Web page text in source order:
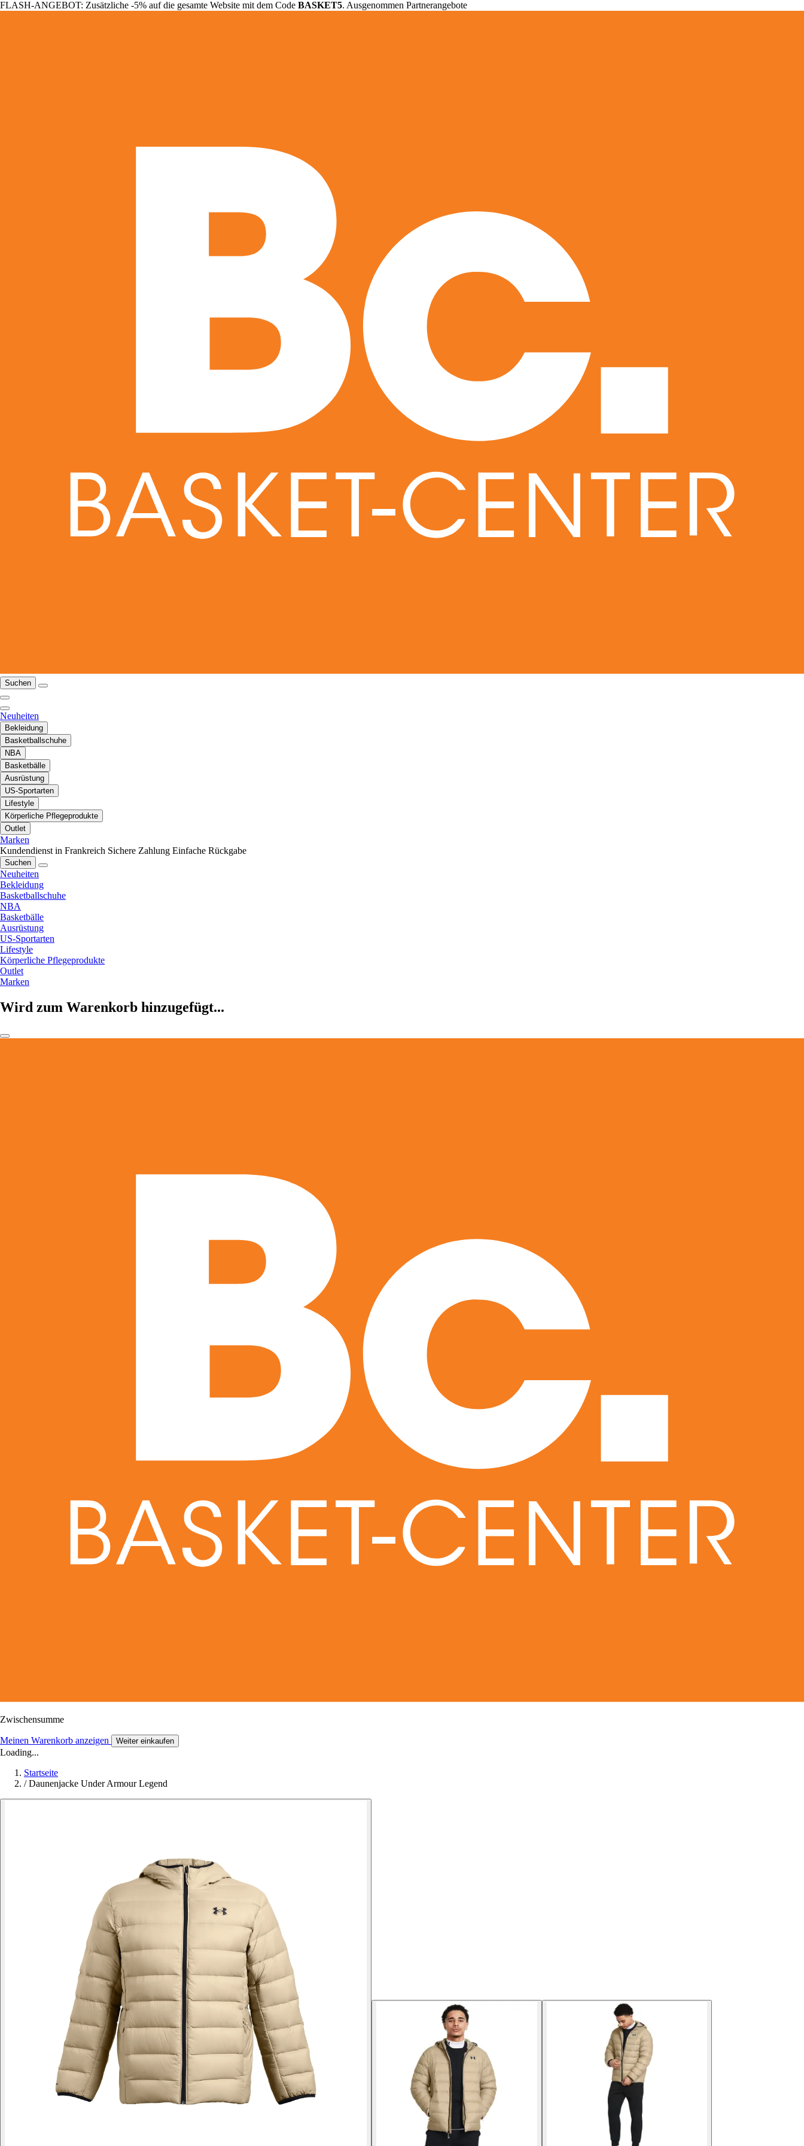
FLASH-ANGEBOT: Zusätzliche -5% auf die gesamte Website mit dem Code BASKET5. Ausgenommen Partnerangebote
Suchen
Neuheiten
Bekleidung
Basketballschuhe
NBA
Basketbälle
Ausrüstung
US-Sportarten
Lifestyle
Körperliche Pflegeprodukte
Outlet
Marken
Kundendienst in Frankreich Sichere Zahlung Einfache Rückgabe
Suchen
Neuheiten
Bekleidung
Basketballschuhe
NBA
Basketbälle
Ausrüstung
US-Sportarten
Lifestyle
Körperliche Pflegeprodukte
Outlet
Marken
Wird zum Warenkorb hinzugefügt...
Zwischensumme
Meinen Warenkorb anzeigen Weiter einkaufen
Loading...
Startseite
/ Daunenjacke Under Armour Legend